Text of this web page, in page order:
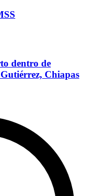
dentro de
Chiapas